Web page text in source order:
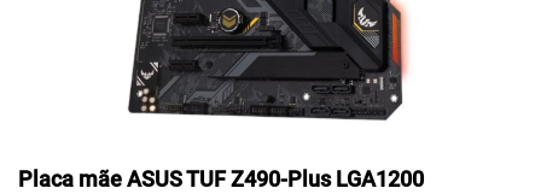
Placa mãe ASUS TUF Z490-Plus LGA1200